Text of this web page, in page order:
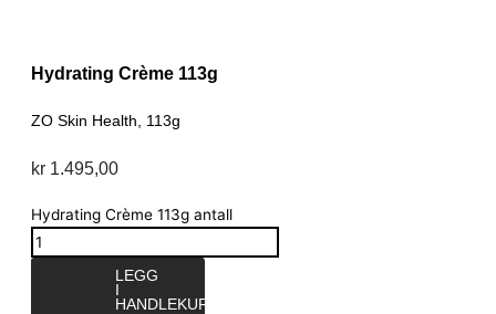
Hydrating Crème 113g
ZO Skin Health, 113g
kr 1.495,00
Hydrating Crème 113g antall
LEGG
I
HANDLEKURV